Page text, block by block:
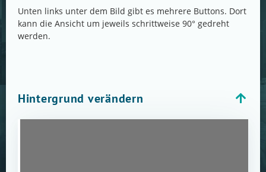
Unten links unter dem Bild gibt es mehrere Buttons. Dort
kann die Ansicht um jeweils schrittweise 90° gedreht
werden.
Hintergrund verändern